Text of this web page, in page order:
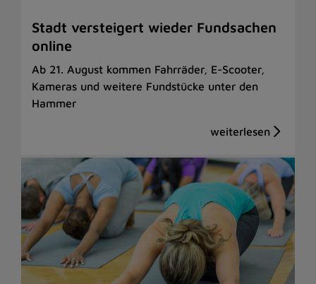
Stadt versteigert wieder Fundsachen
online
Ab 21. August kommen Fahrräder, E-Scooter,
Kameras und weitere Fundstücke unter den
Hammer